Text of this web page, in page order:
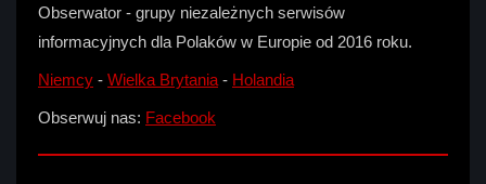
Obserwator - grupy niezależnych serwisów
informacyjnych dla Polaków w Europie od 2016 roku.
Niemcy - Wielka Brytania- Holandia
Obserwuj nas: Facebook